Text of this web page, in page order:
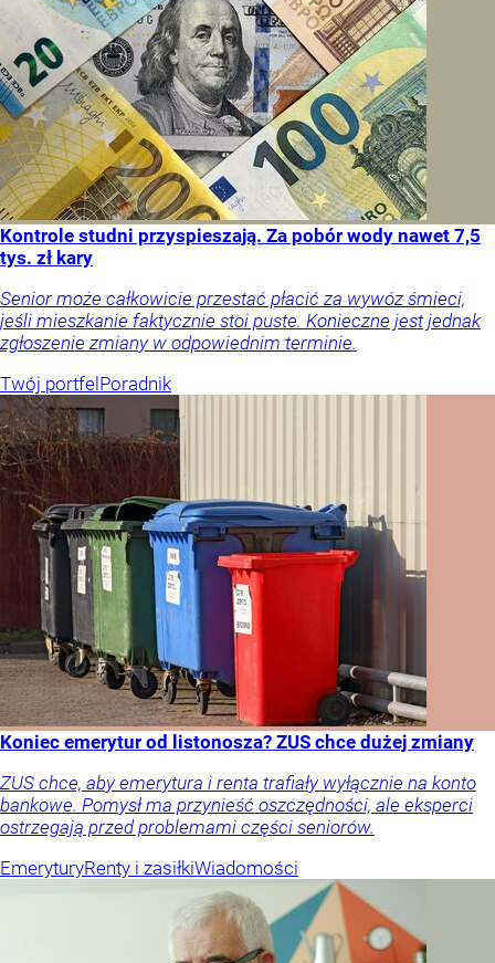
Kontrole studni przyspieszają. Za pobór wody nawet 7,5
tys. zł kary
Senior może całkowicie przestać płacić za wywóz śmieci,
jeśli mieszkanie faktycznie stoi puste. Konieczne jest jednak
zgłoszenie zmiany w odpowiednim terminie.
Twój portfelPoradnik
Koniec emerytur od listonosza? ZUS chce dużej zmiany
ZUS chce, aby emerytura i renta trafiały wyłącznie na konto
bankowe. Pomysł ma przynieść oszczędności, ale eksperci
ostrzegają przed problemami części seniorów.
EmeryturyRenty i zasiłkiWiadomości